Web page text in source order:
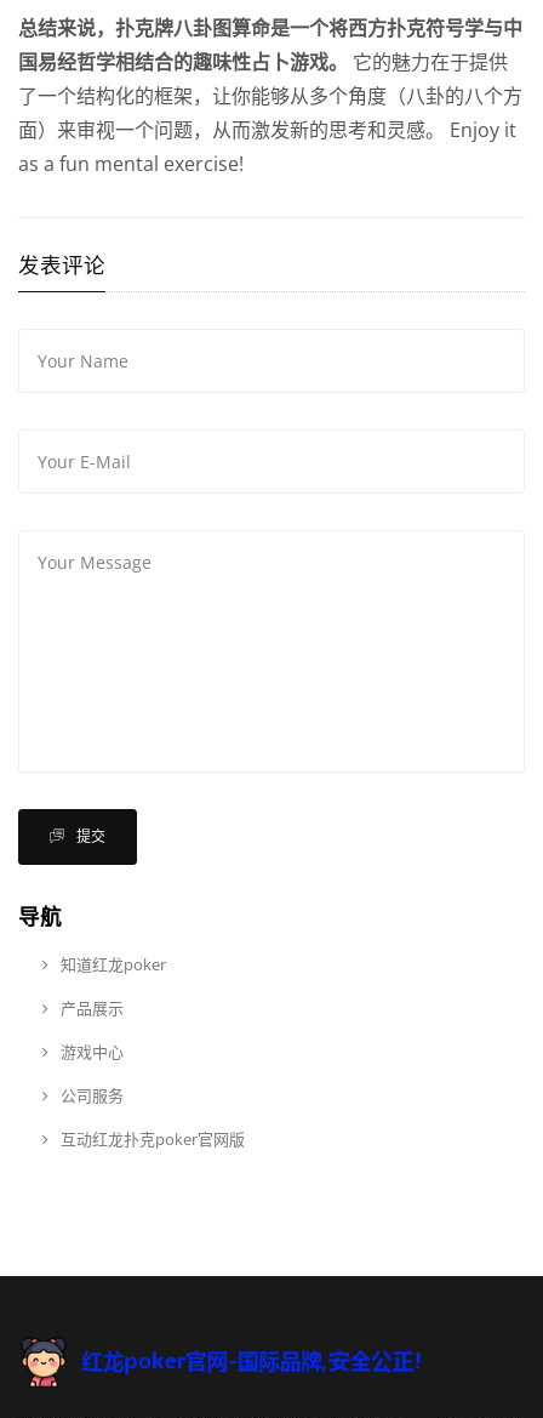
总结来说，扑克牌八卦图算命是一个将西方扑克符号学与中
国易经哲学相结合的趣味性占卜游戏。
它的魅力在于提供
了一个结构化的框架，让你能够从多个角度（八卦的八个方
面）来审视一个问题，从而激发新的思考和灵感。 Enjoy it
as a fun mental exercise!
发表评论
提交
导航
知道红龙poker
产品展示
游戏中心
公司服务
互动红龙扑克poker官网版